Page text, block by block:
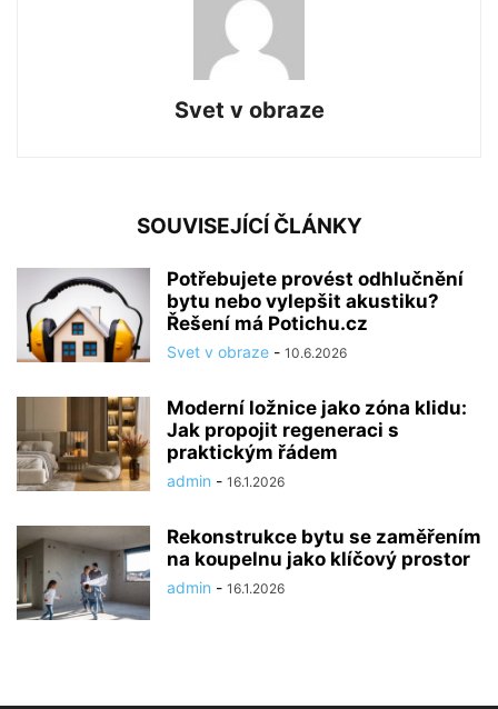
Svet v obraze
SOUVISEJÍCÍ ČLÁNKY
Potřebujete provést odhlučnění
bytu nebo vylepšit akustiku?
Řešení má Potichu.cz
Svet v obraze - 10.6.2026
Moderní ložnice jako zóna klidu:
Jak propojit regeneraci s
praktickým řádem
admin - 16.1.2026
Rekonstrukce bytu se zaměřením
na koupelnu jako klíčový prostor
admin - 16.1.2026